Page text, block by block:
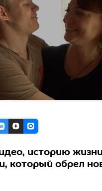
историю жизни
который обрел